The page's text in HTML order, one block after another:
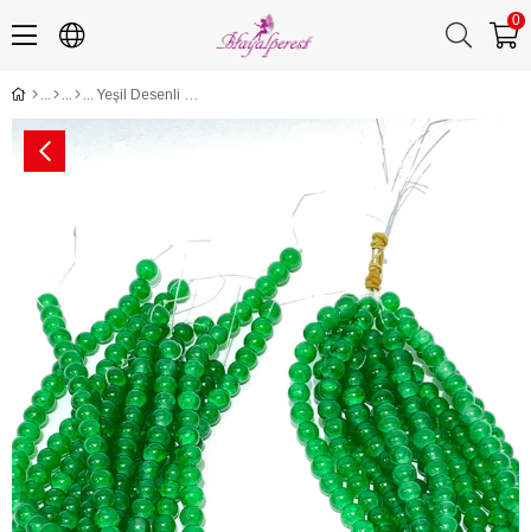
0
Yeşil Desenli Dizi Cam Boncuk 8 mm